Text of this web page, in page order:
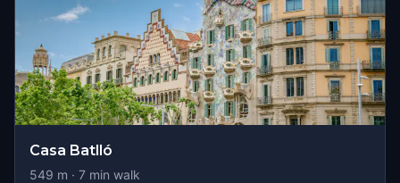
Casa Batlló
549 m · 7 min walk